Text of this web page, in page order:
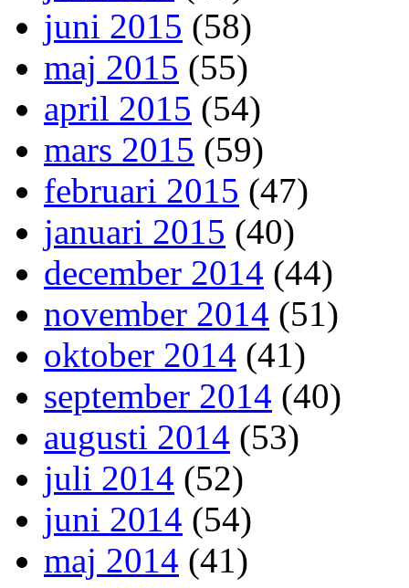
juni 2015 (58)
maj 2015 (55)
april 2015 (54)
mars 2015 (59)
februari 2015 (47)
januari 2015 (40)
december 2014 (44)
november 2014 (51)
oktober 2014 (41)
september 2014 (40)
augusti 2014 (53)
juli 2014 (52)
juni 2014 (54)
maj 2014 (41)